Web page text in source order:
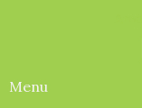
Menu